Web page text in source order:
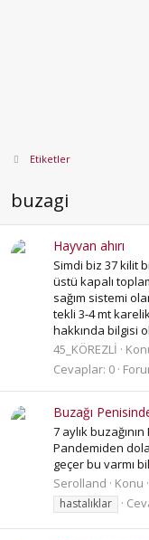
Etiketler
buzagi
Hayvan ahırı
Simdi biz 37 kilit
üstü kapalı
sağım sistemi
tekli 3-4 mt
hakkında bilgisi
45_KÖREZLİ
Cevaplar: 0
Buzağı
7 aylık
Pandemiden
geçer bu varmı
Serolland
Konu
hastalıklar